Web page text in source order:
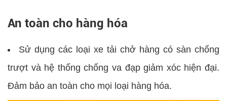
An toàn cho hàng hóa
Sử dụng các loại xe tải chở hàng có sàn chống
trượt và hệ thống chống va đạp giảm xóc hiện đại.
Đảm bảo an toàn cho mọi loại hàng hóa.